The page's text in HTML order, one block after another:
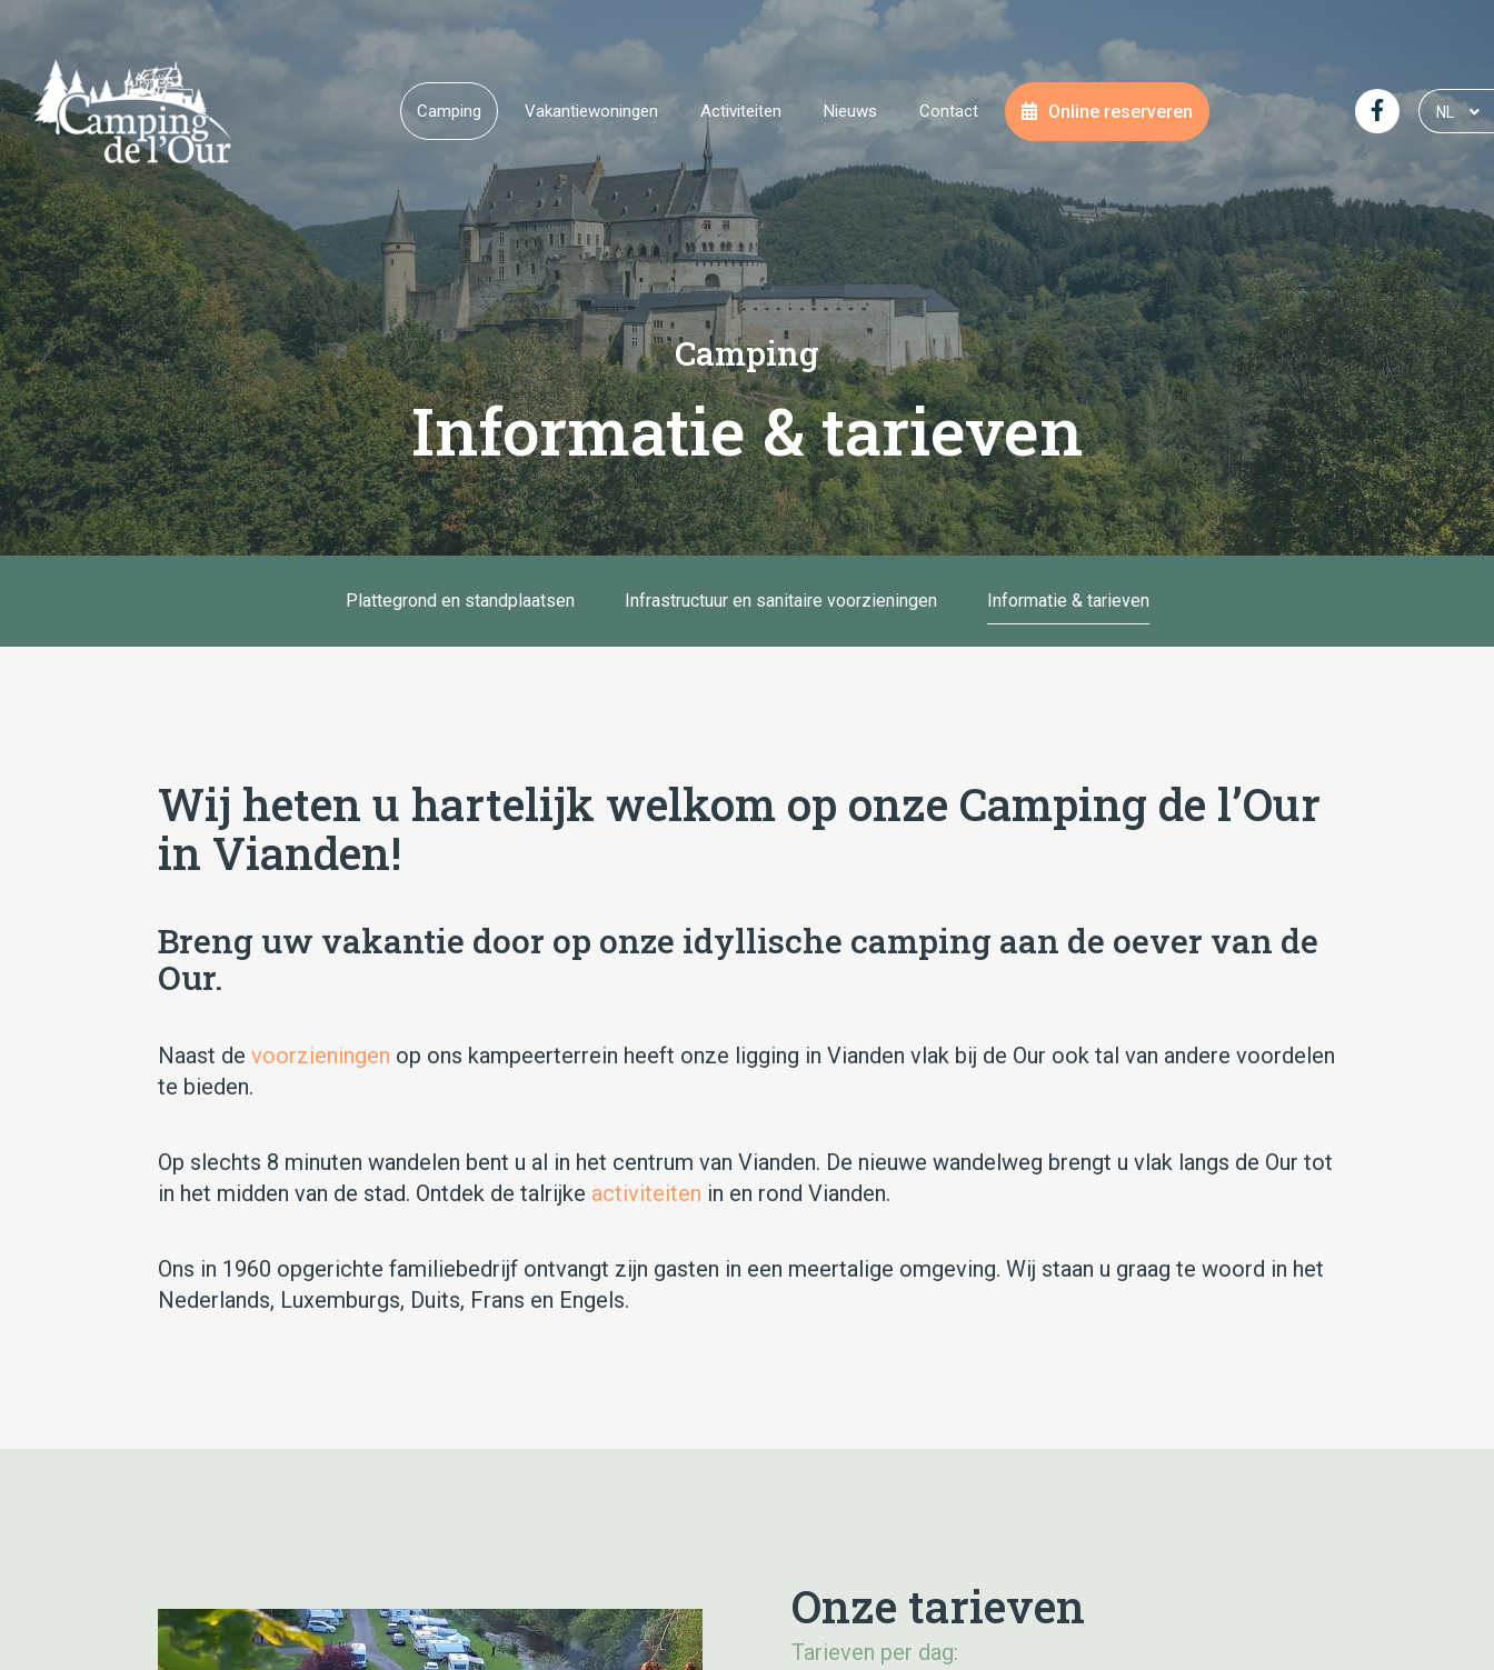
Camping Vakantiewoningen Activiteiten Nieuws Contact Online reserveren
NL
Camping
Informatie & tarieven
Plattegrond en standplaatsen Infrastructuur en sanitaire voorzieningen Informatie & tarieven
Wij heten u hartelijk welkom op onze Camping de l’Our
in Vianden!
Breng uw vakantie door op onze idyllische camping aan de oever van de
Our.
Naast de voorzieningen op ons kampeerterrein heeft onze ligging in Vianden vlak bij de Our ook tal van andere voordelen
te bieden.
Op slechts 8 minuten wandelen bent u al in het centrum van Vianden. De nieuwe wandelweg brengt u vlak langs de Our tot
in het midden van de stad. Ontdek de talrijke activiteiten in en rond Vianden.
Ons in 1960 opgerichte familiebedrijf ontvangt zijn gasten in een meertalige omgeving. Wij staan u graag te woord in het
Nederlands, Luxemburgs, Duits, Frans en Engels.
Onze tarieven
Tarieven per dag: